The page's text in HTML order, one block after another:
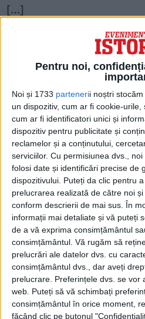
Pentru noi,
Noi și 1733 partenerii noștri
un dispozitiv, cum ar fi cookie-urile,
cum ar fi identificatori unici și
dispozitiv pentru publicitate și
reclamelor și a conținutului,
serviciilor. Cu permisiunea dvs.,
folosi date și identificări precise de
dispozitivului. Puteți da clic pentru
prelucrarea realizată de către noi
conform descrierii de mai sus. În
informații mai detaliate și vă puteți
de a vă exprima consimțământul
consimțământul. Vă rugăm să
prelucrări ale datelor dvs. cu
consimțământul dvs., dar aveți
prelucrare. Preferințele dvs. se vor
web. Puteți să vă schimbați
consimțământul în orice moment,
făcând clic pe butonul
[…]
Acces restricționat.
acest articol,
edituradecarte.roși
August
Pagini:123456789
Din ultima ediție ...
Regina României
Carol al II-lea și
România Mare
Afaceri oneroase
modernă: Strousberg
ETICHETE:
PUBLICAT IN CATEGORIILE: AUGUST
DISTRIBUIE ȘTIREA: